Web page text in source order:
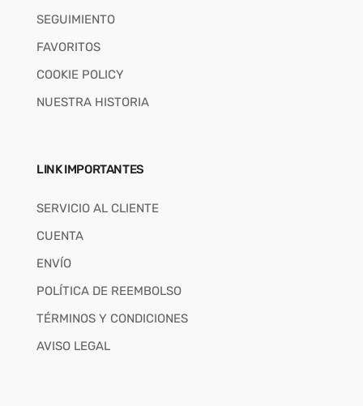
SEGUIMIENTO
FAVORITOS
COOKIE POLICY
NUESTRA HISTORIA
LINK IMPORTANTES
SERVICIO AL CLIENTE
CUENTA
ENVÍO
POLÍTICA DE REEMBOLSO
TÉRMINOS Y CONDICIONES
AVISO LEGAL